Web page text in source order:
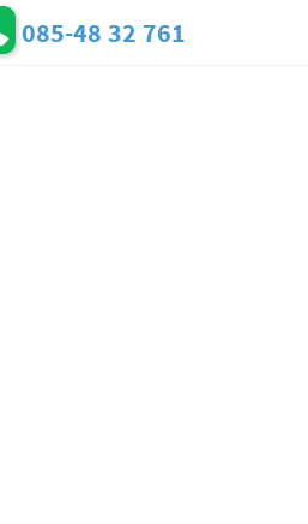
085-48 32 761